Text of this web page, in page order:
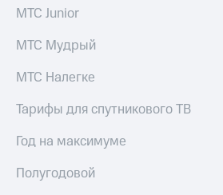
МТС Junior
МТС Мудрый
МТС Налегке
Тарифы для спутникового ТВ
Год на максимуме
Полугодовой